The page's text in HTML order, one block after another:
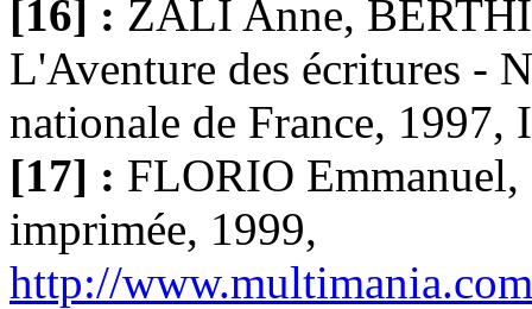
[16] : ZALI Anne,
L'Aventure des écritures -
nationale de France,
[17] : FLORIO Emmanuel,
imprimée, 1999,
http://